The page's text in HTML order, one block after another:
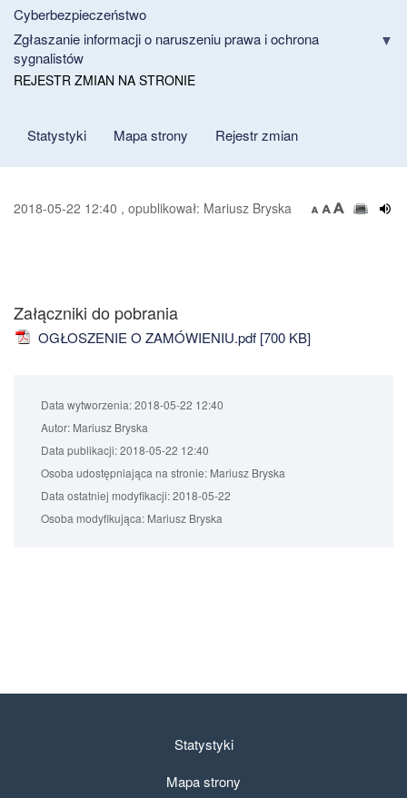
Cyberbezpieczeństwo
Zgłaszanie informacji o naruszeniu prawa i ochrona
sygnalistów
REJESTR ZMIAN NA STRONIE
Statystyki Mapa strony Rejestr zmian
2018-05-22 12:40 , opublikował: Mariusz Bryska
Załączniki do pobrania
OGŁOSZENIE O ZAMÓWIENIU.pdf [700 KB]
Data wytworzenia:2018-05-22 12:40
Autor: Mariusz Bryska
Data publikacji:2018-05-22 12:40
Osoba udostępniająca na stronie: Mariusz Bryska
Data ostatniej modyfikacji:2018-05-22
Osoba modyfikująca: Mariusz Bryska
Statystyki
Mapa strony